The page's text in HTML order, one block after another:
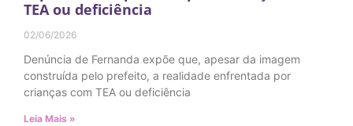
TEA ou deficiência
02/06/2026
Denúncia de Fernanda expõe que, apesar da imagem
construída pelo prefeito, a realidade enfrentada por
crianças com TEA ou deficiência
Leia Mais »